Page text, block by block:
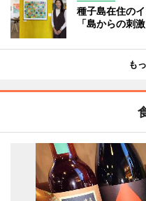
種子島在住の
「島からの刺
も